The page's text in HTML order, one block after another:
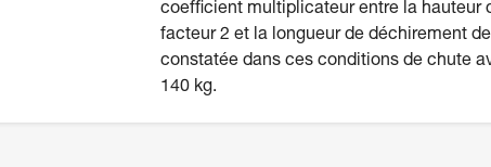
coefficient multiplicateur entre la hauteur
facteur 2 et la longueur de déchirement de
constatée dans ces conditions de chute
140 kg.